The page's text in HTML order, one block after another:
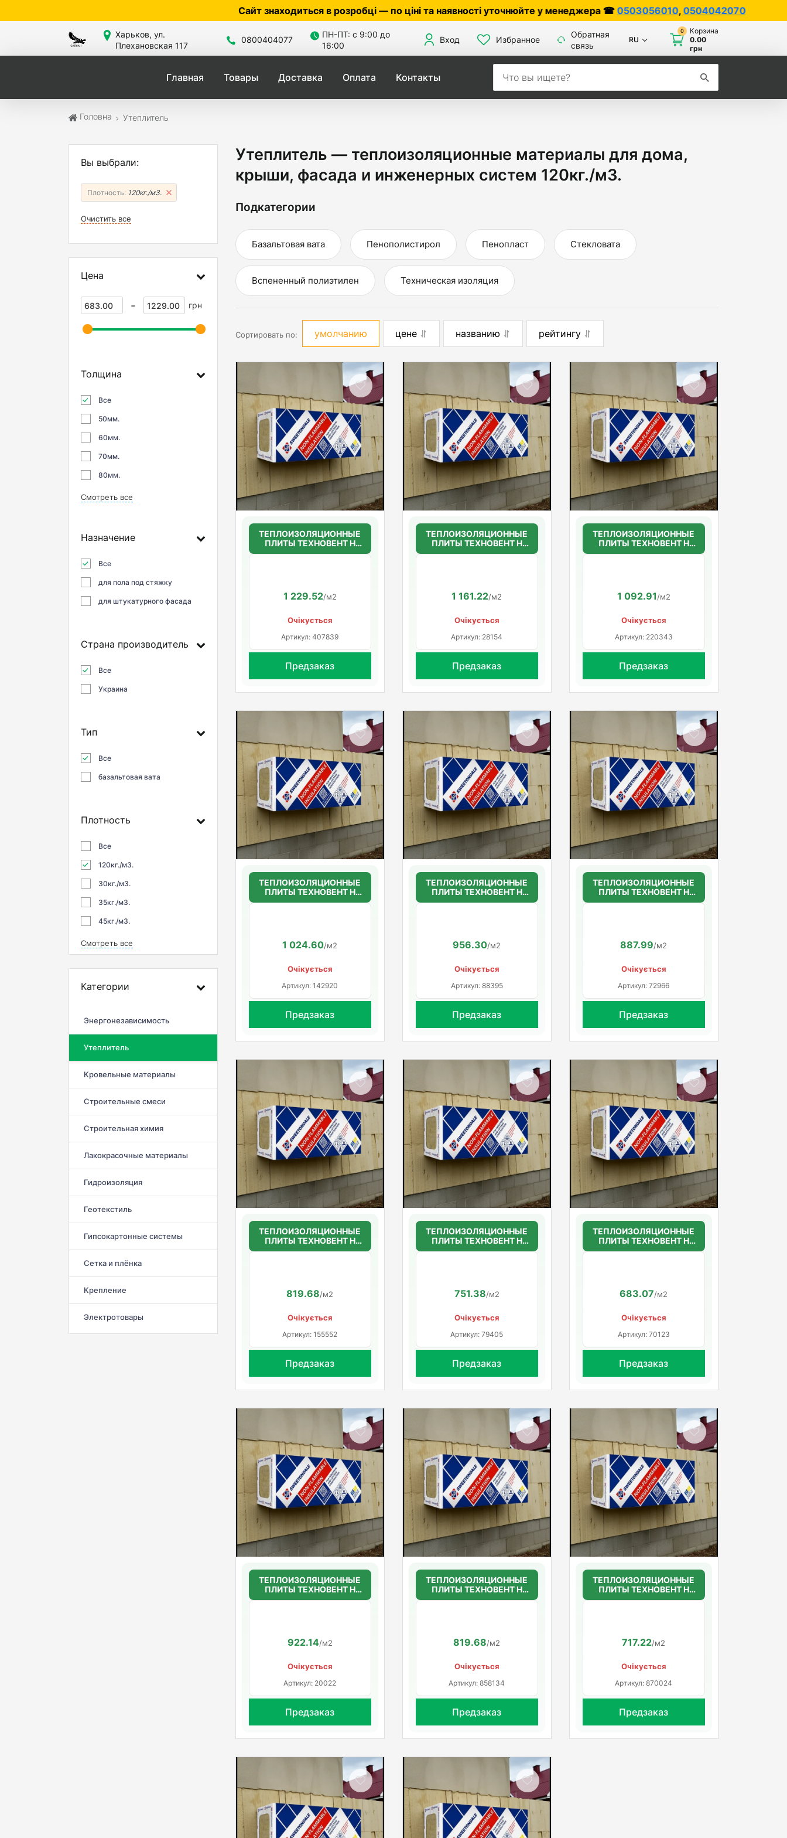
Сайт знаходиться в розробці — по ціні та наявності уточнюйте у менеджера ☎0503056010,0504042070
Харьков, ул.
Плехановская 117
0800404077
ПН-ПТ: с 9:00 до
16:00
Вход Избранное
Обратная
связь
RU
0
Корзина
0.00
грн
Главная Товары Доставка Оплата Контакты
Головна Утеплитель
Вы выбрали:
Плотность: 120кг./м3.
Очистить все
Цена
- грн
Толщина
Все
50мм.
60мм.
70мм.
80мм.
Смотреть все
Назначение
Все
для пола под стяжку
для штукатурного фасада
Страна производитель
Все
Украина
Тип
Все
базальтовая вата
Плотность
Все
120кг./м3.
30кг./м3.
35кг./м3.
45кг./м3.
Смотреть все
Категории
Энергонезависимость
Утеплитель
Кровельные материалы
Строительные смеси
Строительная химия
Лакокрасочные материалы
Гидроизоляция
Геотекстиль
Гипсокартонные системы
Сетка и плёнка
Крепление
Электротовары
Утеплитель — теплоизоляционные материалы для дома,
крыши, фасада и инженерных систем 120кг./м3.
Подкатегории
Базальтовая вата Пенополистирол Пенопласт Стекловата
Вспененный полиэтилен Техническая изоляция
Сортировать по: умолчанию цене названию рейтингу
ТЕПЛОИЗОЛЯЦИОННЫЕ
ПЛИТЫ ТЕХНОВЕНТ Н
50мм.(36г/м3)
1 229.52/м2
Очікується
Артикул: 407839
Предзаказ
ТЕПЛОИЗОЛЯЦИОННЫЕ
ПЛИТЫ ТЕХНОВЕНТ Н
50мм.(36г/м3)
1 161.22/м2
Очікується
Артикул: 28154
Предзаказ
ТЕПЛОИЗОЛЯЦИОННЫЕ
ПЛИТЫ ТЕХНОВЕНТ Н
50мм.(36г/м3)
1 092.91/м2
Очікується
Артикул: 220343
Предзаказ
ТЕПЛОИЗОЛЯЦИОННЫЕ
ПЛИТЫ ТЕХНОВЕНТ Н
50мм.(36г/м3)
1 024.60/м2
Очікується
Артикул: 142920
Предзаказ
ТЕПЛОИЗОЛЯЦИОННЫЕ
ПЛИТЫ ТЕХНОВЕНТ Н
50мм.(36г/м3)
956.30/м2
Очікується
Артикул: 88395
Предзаказ
ТЕПЛОИЗОЛЯЦИОННЫЕ
ПЛИТЫ ТЕХНОВЕНТ Н
50мм.(36г/м3)
887.99/м2
Очікується
Артикул: 72966
Предзаказ
ТЕПЛОИЗОЛЯЦИОННЫЕ
ПЛИТЫ ТЕХНОВЕНТ Н
50мм.(36г/м3)
819.68/м2
Очікується
Артикул: 155552
Предзаказ
ТЕПЛОИЗОЛЯЦИОННЫЕ
ПЛИТЫ ТЕХНОВЕНТ Н
50мм.(36г/м3)
751.38/м2
Очікується
Артикул: 79405
Предзаказ
ТЕПЛОИЗОЛЯЦИОННЫЕ
ПЛИТЫ ТЕХНОВЕНТ Н
50мм.(36г/м3)
683.07/м2
Очікується
Артикул: 70123
Предзаказ
ТЕПЛОИЗОЛЯЦИОННЫЕ
ПЛИТЫ ТЕХНОВЕНТ Н
50мм.(36г/м3)
922.14/м2
Очікується
Артикул: 20022
Предзаказ
ТЕПЛОИЗОЛЯЦИОННЫЕ
ПЛИТЫ ТЕХНОВЕНТ Н
50мм.(36г/м3)
819.68/м2
Очікується
Артикул: 858134
Предзаказ
ТЕПЛОИЗОЛЯЦИОННЫЕ
ПЛИТЫ ТЕХНОВЕНТ Н
50мм.(36г/м3)
717.22/м2
Очікується
Артикул: 870024
Предзаказ